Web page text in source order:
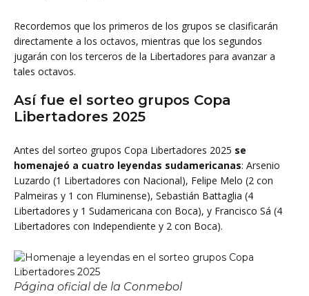
Recordemos que los primeros de los grupos se clasificarán
directamente a los octavos, mientras que los segundos
jugarán con los terceros de la Libertadores para avanzar a
tales octavos.
Así fue el sorteo grupos Copa
Libertadores 2025
Antes del sorteo grupos Copa Libertadores 2025 se
homenajeó a cuatro leyendas sudamericanas: Arsenio
Luzardo (1 Libertadores con Nacional), Felipe Melo (2 con
Palmeiras y 1 con Fluminense), Sebastián Battaglia (4
Libertadores y 1 Sudamericana con Boca), y Francisco Sá (4
Libertadores con Independiente y 2 con Boca).
Página oficial de la Conmebol